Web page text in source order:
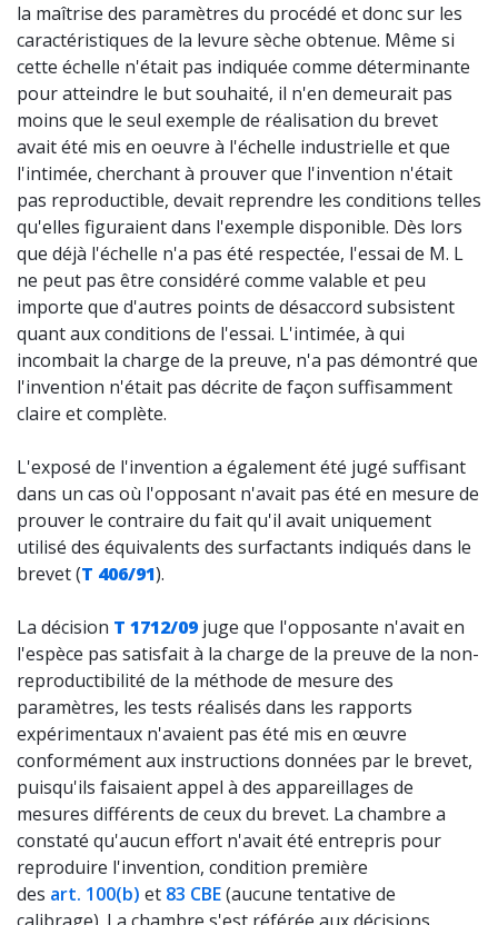
la maîtrise des paramètres du procédé et donc sur les
caractéristiques de la levure sèche obtenue. Même si
cette échelle n'était pas indiquée comme déterminante
pour atteindre le but souhaité, il n'en demeurait pas
moins que le seul exemple de réalisation du brevet
avait été mis en oeuvre à l'échelle industrielle et que
l'intimée, cherchant à prouver que l'invention n'était
pas reproductible, devait reprendre les conditions telles
qu'elles figuraient dans l'exemple disponible. Dès lors
que déjà l'échelle n'a pas été respectée, l'essai de M. L
ne peut pas être considéré comme valable et peu
importe que d'autres points de désaccord subsistent
quant aux conditions de l'essai. L'intimée, à qui
incombait la charge de la preuve, n'a pas démontré que
l'invention n'était pas décrite de façon suffisamment
claire et complète.
L'exposé de l'invention a également été jugé suffisant
dans un cas où l'opposant n'avait pas été en mesure de
prouver le contraire du fait qu'il avait uniquement
utilisé des équivalents des surfactants indiqués dans le
brevet (T 406/91).
La décision T 1712/09 juge que l'opposante n'avait en
l'espèce pas satisfait à la charge de la preuve de la non-
reproductibilité de la méthode de mesure des
paramètres, les tests réalisés dans les rapports
expérimentaux n'avaient pas été mis en œuvre
conformément aux instructions données par le brevet,
puisqu'ils faisaient appel à des appareillages de
mesures différents de ceux du brevet. La chambre a
constaté qu'aucun effort n'avait été entrepris pour
reproduire l'invention, condition première
des art. 100(b) et 83 CBE(aucune tentative de